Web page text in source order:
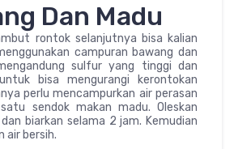
Dan Madu
rontok selanjutnya bisa kalian
campuran bawang dan
sulfur yang tinggi dan
bisa mengurangi kerontokan
perlu mencampurkan air perasan
sendok makan madu. Oleskan
biarkan selama 2 jam. Kemudian
air bersih.